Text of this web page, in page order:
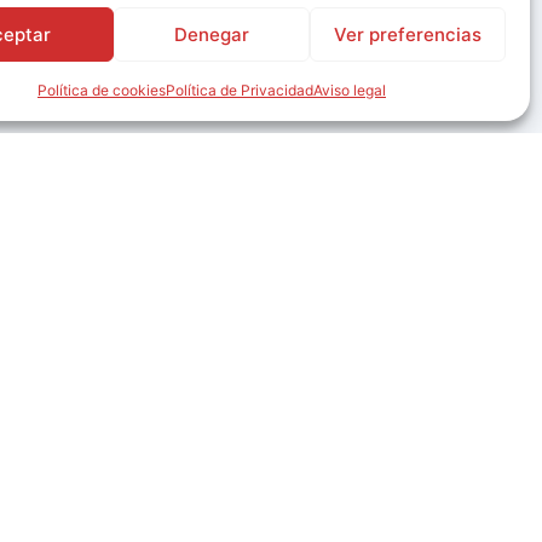
Denegar Ver preferencias
Política de cookiesPolítica de PrivacidadAviso legal